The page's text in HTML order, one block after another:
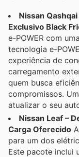
Nissan
Exclusivo Black
e-POWER com
tecnologia e-
experiência de
carregamento
quem busca
compromissos.
atualizar o seu
Nissan Leaf –
Carga Oferecido
para um dos
Este pacote inclui